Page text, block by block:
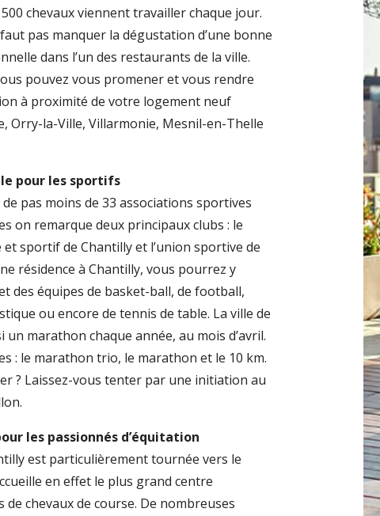
chevaux viennent travailler chaque jour.
pas manquer la dégustation d’une bonne
dans l’un des restaurants de la ville.
pouvez vous promener et vous rendre
à proximité de votre logement neuf
Orry-la-Ville, Villarmonie, Mesnil-en-Thelle
pour les sportifs
pas moins de 33 associations sportives
on remarque deux principaux clubs : le
sportif de Chantilly et l’union sportive de
résidence à Chantilly, vous pourrez y
des équipes de basket-ball, de football,
ou encore de tennis de table. La ville de
marathon chaque année, au mois d’avril.
: le marathon trio, le marathon et le 10 km.
? Laissez-vous tenter par une initiation au
les passionnés d’équitation
est particulièrement tournée vers le
en effet le plus grand centre
de chevaux de course. De nombreuses